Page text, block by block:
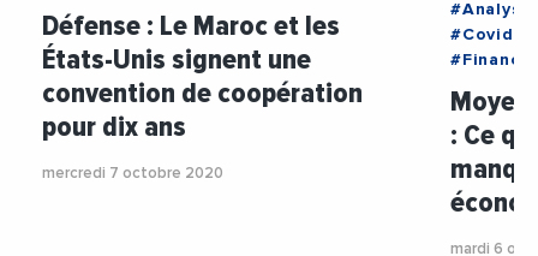
Défense : Le Maroc et les
États-Unis signent une
convention de coopération
pour dix ans
mercredi 7 octobre 2020
#Covid19
#Finance
: Ce
mardi 6